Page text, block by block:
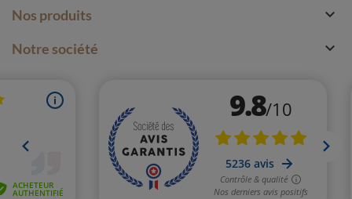
Nos produits 
Notre société 